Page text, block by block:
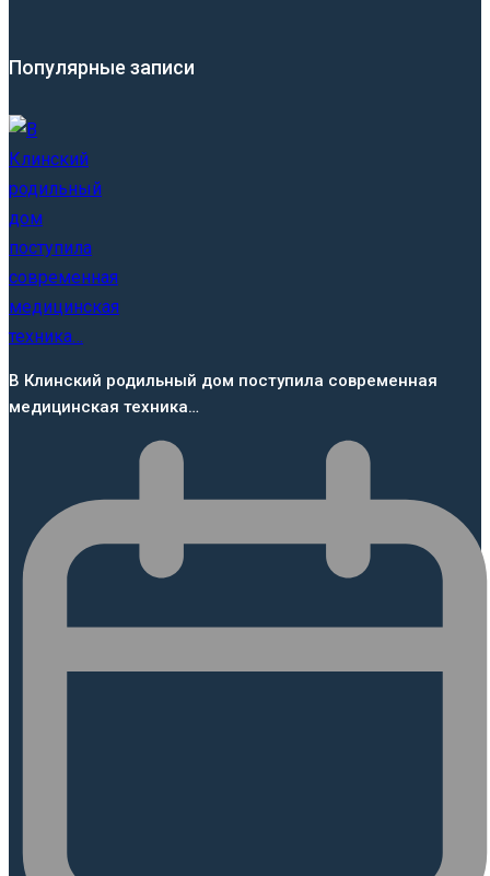
Популярные записи
В Клинский родильный дом поступила современная
медицинская техника…